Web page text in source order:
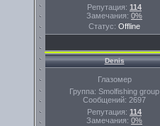
Репутация: 114
Замечания: 0%
Статус: Offline
Denis
Глазомер
Группа: Smolfishing group
Сообщений: 2697
Репутация: 114
Замечания: 0%